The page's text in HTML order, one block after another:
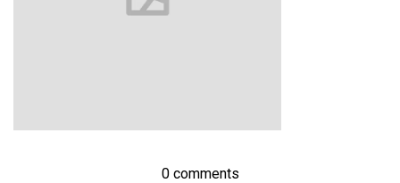
0 comments